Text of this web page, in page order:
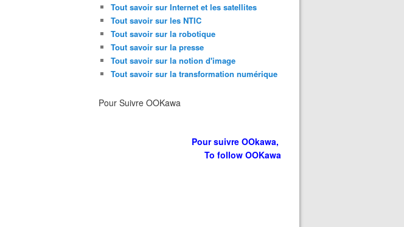
Tout savoir sur Internet et les satellites
Tout savoir sur les NTIC
Tout savoir sur la robotique
Tout savoir sur la presse
Tout savoir sur la notion d'image
Tout savoir sur la transformation numérique
Pour Suivre OOKawa
Pour suivre OOkawa,
To follow OOKawa